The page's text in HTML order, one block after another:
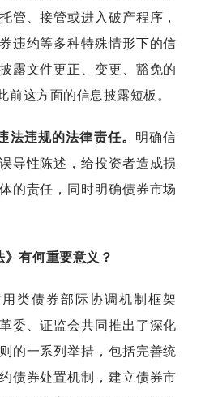
管、接管或进入破产程序，
违约等多种特殊情形下的信
露文件更正、变更、豁免的
这方面的信息披露短板。
违规的法律责任。 明确信
导性陈述，给投资者造成损
的责任，同时明确债券市场
有何重要意义？
类债券部际协调机制框架
委、证监会共同推出了深化
的一系列举措，包括完善统
债券处置机制，建立债券市